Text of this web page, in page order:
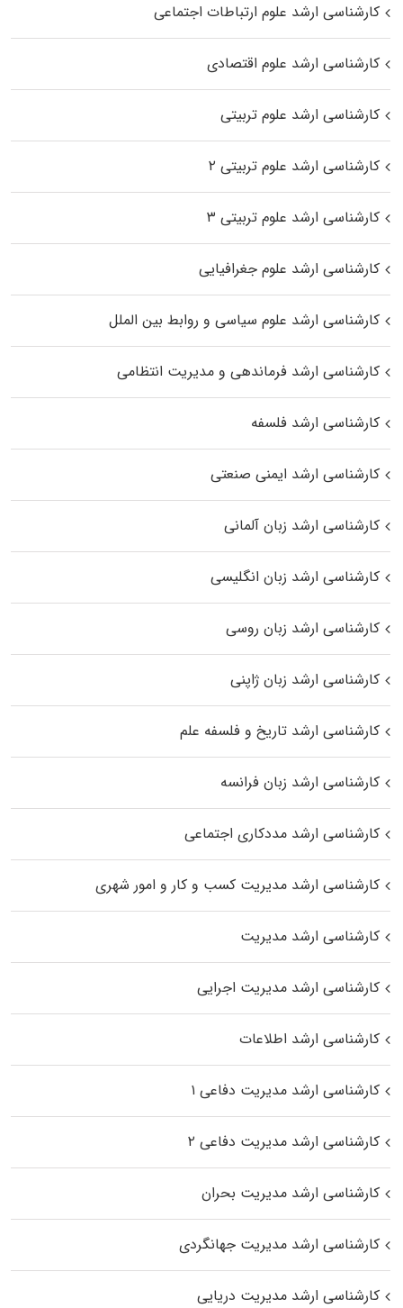
کارشناسی ارشد علوم ارتباطات اجتماعی
کارشناسی ارشد علوم اقتصادی
کارشناسی ارشد علوم تربیتی
کارشناسی ارشد علوم تربیتی ۲
کارشناسی ارشد علوم تربیتی ۳
کارشناسی ارشد علوم جغرافیایی
کارشناسی ارشد علوم سیاسی و روابط بین الملل
کارشناسی ارشد فرماندهی و مدیریت انتظامی
کارشناسی ارشد فلسفه
کارشناسی ارشد ایمنی صنعتی
کارشناسی ارشد زبان آلمانی
کارشناسی ارشد زبان انگلیسی
کارشناسی ارشد زبان روسی
کارشناسی ارشد زبان ژاپنی
کارشناسی ارشد تاریخ و فلسفه علم
کارشناسی ارشد زبان فرانسه
کارشناسی ارشد مددکاری اجتماعی
کارشناسی ارشد مدیریت کسب و کار و امور شهری
کارشناسی ارشد مدیریت
کارشناسی ارشد مدیریت اجرایی
کارشناسی ارشد اطلاعات
کارشناسی ارشد مدیریت دفاعی ۱
کارشناسی ارشد مدیریت دفاعی ۲
کارشناسی ارشد مدیریت بحران
کارشناسی ارشد مدیریت جهانگردی
کارشناسی ارشد مدیریت دریایی